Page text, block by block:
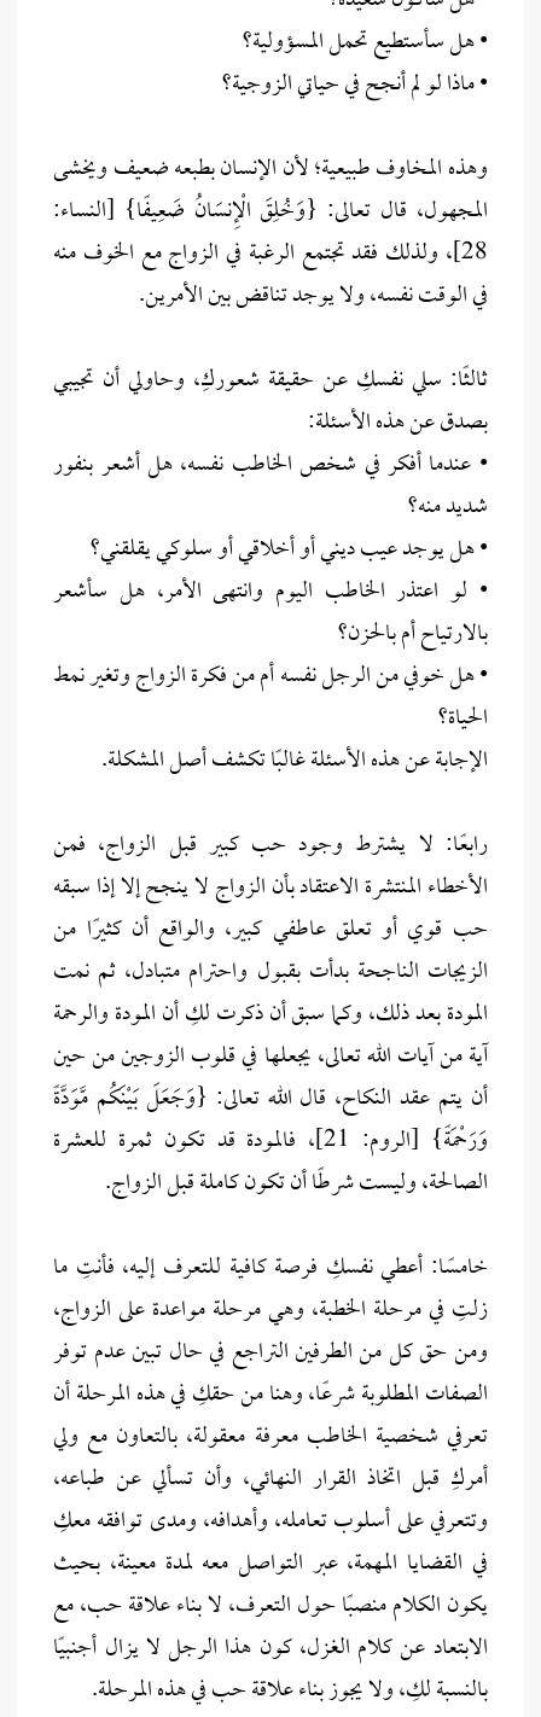
• هل سأستطيع تحمل المسؤولية؟
• ماذا لو لم أنجح في حياتي الزوجية؟
وهذه المخاوف طبيعية؛ لأن الإنسان بطبعه ضعيف ويخشى
المجهول، قال تعالى: {وَخُلِقَ الْإِنسَانُ ضَعِيفًا} [النساء:
28]، ولذلك فقد تجتمع الرغبة في الزواج مع الخوف منه
في الوقت نفسه، ولا يوجد تناقض بين الأمرين.
ثالثًا: سلي نفسكِ عن حقيقة شعوركِ، وحاولي أن تجيبي
بصدق عن هذه الأسئلة:
• عندما أفكر في شخص الخاطب نفسه، هل أشعر بنفور
شديد منه؟
• هل يوجد عيب ديني أو أخلاقي أو سلوكي يقلقني؟
• لو اعتذر الخاطب اليوم وانتهى الأمر، هل سأشعر
بالارتياح أم بالحزن؟
• هل خوفي من الرجل نفسه أم من فكرة الزواج وتغير نمط
الحياة؟
الإجابة عن هذه الأسئلة غالبًا تكشف أصل المشكلة.
رابعًا: لا يشترط وجود حب كبير قبل الزواج، فمن
الأخطاء المنتشرة الاعتقاد بأن الزواج لا ينجح إلا إذا سبقه
حب قوي أو تعلق عاطفي كبير، والواقع أن كثيرًا من
الزيجات الناجحة بدأت بقبول واحترام متبادل، ثم نمت
المودة بعد ذلك، وكما سبق أن ذكرت لكِ أن المودة والرحمة
آية من آيات الله تعالى، يجعلها في قلوب الزوجين من حين
أن يتم عقد النكاح، قال الله تعالى: {وَجَعَلَ بَيْنَكُم مَّوَدَّةً
وَرَحْمَةً} [الروم: 21]، فالمودة قد تكون ثمرة للعشرة
الصالحة، وليست شرطًا أن تكون كاملة قبل الزواج.
خامسًا: أعطي نفسكِ فرصة كافية للتعرف إليه، فأنتِ ما
زلتِ في مرحلة الخطبة، وهي مرحلة مواعدة على الزواج،
ومن حق كل من الطرفين التراجع في حال تبين عدم توفر
الصفات المطلوبة شرعًا، وهنا من حقكِ في هذه المرحلة أن
تعرفي شخصية الخاطب معرفة معقولة، بالتعاون مع ولي
أمركِ قبل اتخاذ القرار النهائي، وأن تسألي عن طباعه،
وتتعرفي على أسلوب تعامله، وأهدافه، ومدى توافقه معكِ
في القضايا المهمة، عبر التواصل معه لمدة معينة، بحيث
يكون الكلام منصبًا حول التعرف، لا بناء علاقة حب، مع
الابتعاد عن كلام الغزل، كون هذا الرجل لا يزال أجنبيًا
بالنسبة لكِ، ولا يجوز بناء علاقة حب في هذه المرحلة.